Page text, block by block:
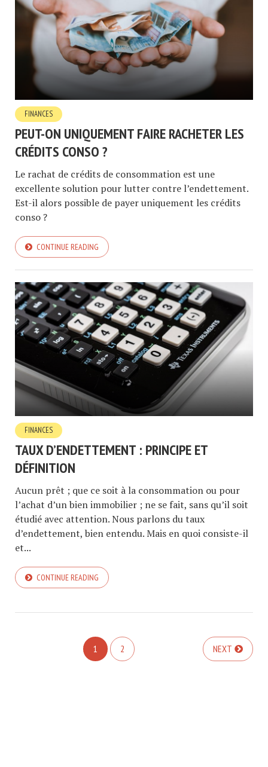
FINANCES
PEUT-ON UNIQUEMENT FAIRE RACHETER LES
CRÉDITS CONSO ?
Le rachat de crédits de consommation est une
excellente solution pour lutter contre l’endettement.
Est-il alors possible de payer uniquement les crédits
conso ?
CONTINUE READING
FINANCES
TAUX D’ENDETTEMENT : PRINCIPE ET
DÉFINITION
Aucun prêt ; que ce soit à la consommation ou pour
l’achat d’un bien immobilier ; ne se fait, sans qu’il soit
étudié avec attention. Nous parlons du taux
d’endettement, bien entendu. Mais en quoi consiste-il
et...
CONTINUE READING
1 2 NEXT